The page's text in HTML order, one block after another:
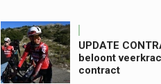
UPDATE
beloont
contract